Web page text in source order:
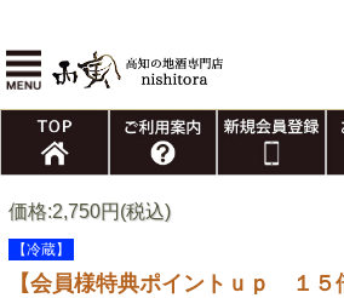
価格:2,750円(税込)
【冷蔵】
【会員様特典ポイントｕｐ １